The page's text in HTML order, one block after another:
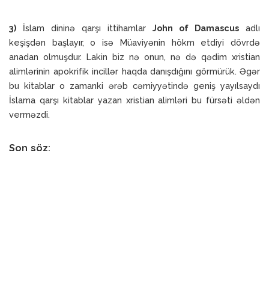
3) İslam dininə qarşı ittihamlar John of Damascus adlı
keşişdən başlayır, o isə Müaviyənin hökm etdiyi dövrdə
anadan olmuşdur. Lakin biz nə onun, nə də qədim xristian
alimlərinin apokrifik incillər haqda danışdığını görmürük. Əgər
bu kitablar o zamanki ərəb cəmiyyətində geniş yayılsaydı
İslama qarşı kitablar yazan xristian alimləri bu fürsəti əldən
verməzdi.
Son söz: